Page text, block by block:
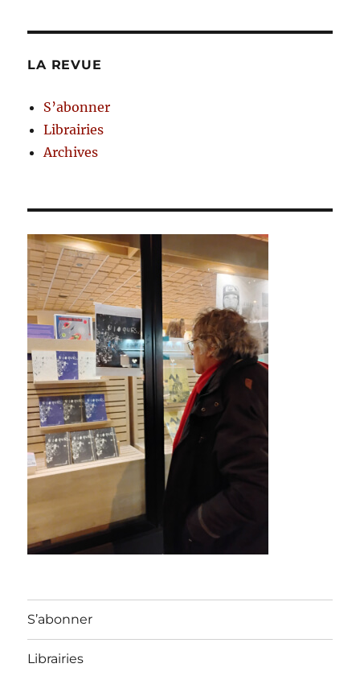
LA REVUE
S’abonner
Librairies
Archives
S’abonner
Librairies